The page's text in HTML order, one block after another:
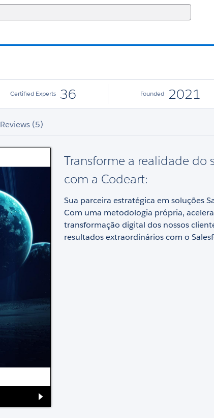
Certified Experts 36 Founded 2021
Reviews (5)
Transforme a realidade do
com a Codeart:
Sua parceira estratégica em soluções
Com uma metodologia própria,
transformação digital dos nossos
resultados extraordinários com o